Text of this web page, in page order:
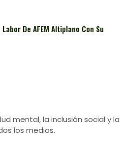
De AFEM Altiplano Con Su
mental, la inclusión social y la
los medios.